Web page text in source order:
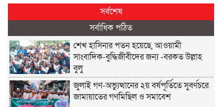
সর্বশেষ
সর্বাধিক পঠিত
শেখ হাসিনার পতন হয়েছে, আওয়ামী
সাংবাদিক-বুদ্ধিজীবীদের জন্য -বরকত উল্লাহ
বুলু
জুলাই গণ-অভ্যুত্থানের ২য় বর্ষপূর্তিতে সুবর্ণচরে
জামায়াতের গণমিছিল ও সমাবেশ